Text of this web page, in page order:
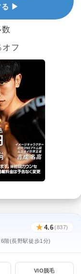
る ▶
フ
★ 4.6(837)
階(長野駅徒歩1分)
VIO脱毛